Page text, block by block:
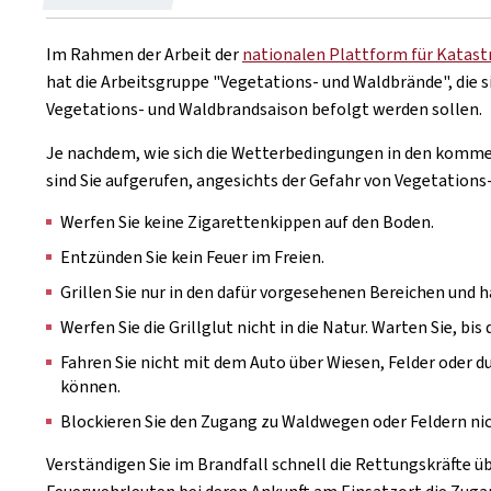
Im Rahmen der Arbeit dernationalen Plattform für
hat die Arbeitsgruppe "Vegetations- und Waldbrände",
Vegetations- und Waldbrandsaison befolgt werden sollen.
Je nachdem, wie sich die Wetterbedingungen in den
sind Sie aufgerufen, angesichts der Gefahr von
Werfen Sie keine Zigarettenkippen auf den Boden.
Entzünden Sie kein Feuer im Freien.
Grillen Sie nur in den dafür vorgesehenen Bereichen
Werfen Sie die Grillglut nicht in die Natur. Warten Sie,
Fahren Sie nicht mit dem Auto über Wiesen, Felder oder
können.
Blockieren Sie den Zugang zu Waldwegen oder Feldern
Verständigen Sie im Brandfall schnell die Rettungskräfte